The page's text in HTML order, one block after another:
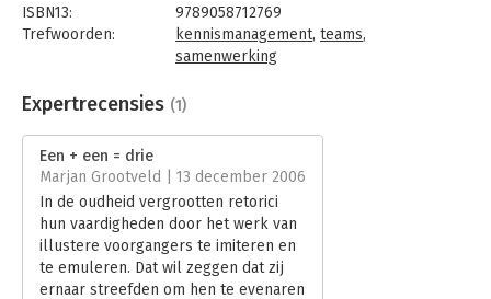
elkaar kunnen inspireren. Hoe u de kennis van individuele
teamleden kunt gebruiken voor het creëren van nieuwe kennis
De auteur beschrijft in deel een van dit boek waarom
teamwerk steeds belangrijker wordt in een organisatie, wat het
werken in teams betekent, wat de kenmerken zijn van een
effectief team en hoe een team kan leren. In deel twee reikt
Martin Reekers negen verschillende werkvormen en
technieken aan waarmee u de aanwezige kennis in uw team
effectief en creatief kunt inzetten.
Zoals een groep improviserende muzikanten tijdens een
jamsessie vaak de meest swingende muziek maakt, zo kunnen
ISBN13:
9789058712769
Trefwoorden:
kennismanagement, teams,
samenwerking
Bindwijze:
paperback
Uitgever:
Druk:
Hoofdrubriek:
Organisatiekunde
Expertrecensies (1)
Een + een = drie
Marjan Grootveld | 13 december 2006
In de oudheid vergrootten retorici
hun vaardigheden door het werk van
illustere voorgangers te imiteren en
te emuleren. Dat wil zeggen dat zij
ernaar streefden om hen te evenaren